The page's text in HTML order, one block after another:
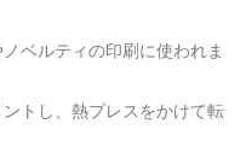
ベルティの印刷に使われま
トし、熱プレスをかけて転